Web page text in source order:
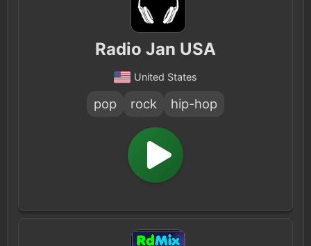
Radio Jan USA
United States
pop rock hip-hop